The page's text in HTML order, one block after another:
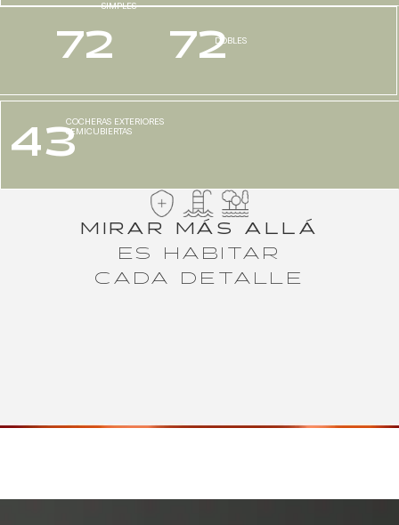
72
SIMPLES
72DOBLES
43COCHERAS EXTERIORES
SEMICUBIERTAS
MIRAR MÁS ALLÁ
ES HABITAR
CADA DETALLE